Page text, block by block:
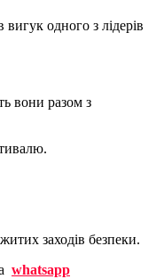
одного з лідерів
вони разом з
заходів безпеки.
whatsapp